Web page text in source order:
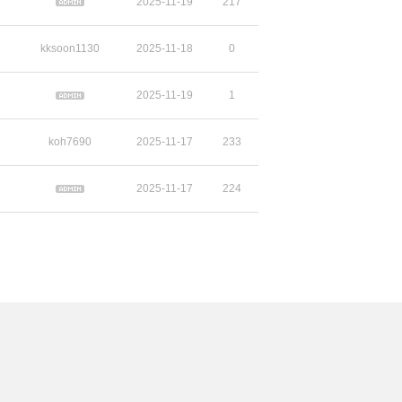
kksoon1130 2025-11-18 0
2025-11-19 1
koh7690 2025-11-17 233
2025-11-17 224